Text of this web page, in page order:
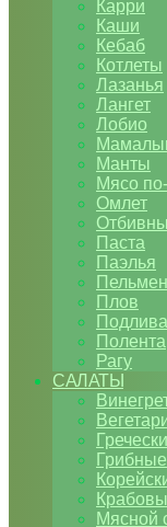
Карри
Каши
Кебаб
Котлеты
Лазанья
Лангет
Лобио
Манты
Мясо
Омлет
Паста
Паэлья
Плов
Подлива
Полента
Рагу
САЛАТЫ
Мясной